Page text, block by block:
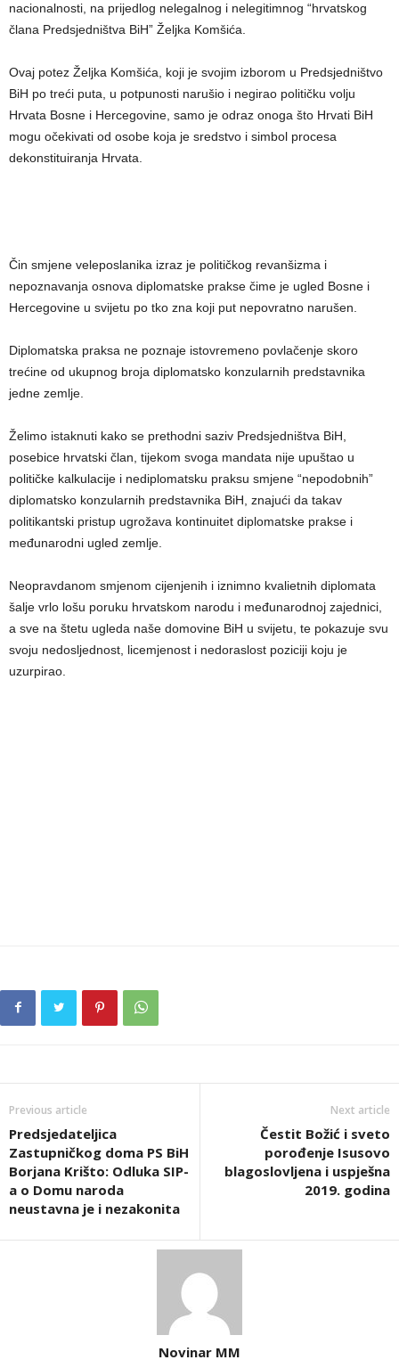
nacionalnosti, na prijedlog nelegalnog i nelegitimnog “hrvatskog
člana Predsjedništva BiH” Željka Komšića.
Ovaj potez Željka Komšića, koji je svojim izborom u Predsjedništvo
BiH po treći puta, u potpunosti narušio i negirao političku volju
Hrvata Bosne i Hercegovine, samo je odraz onoga što Hrvati BiH
mogu očekivati od osobe koja je sredstvo i simbol procesa
dekonstituiranja Hrvata.
Čin smjene veleposlanika izraz je političkog revanšizma i
nepoznavanja osnova diplomatske prakse čime je ugled Bosne i
Hercegovine u svijetu po tko zna koji put nepovratno narušen.
Diplomatska praksa ne poznaje istovremeno povlačenje skoro
trećine od ukupnog broja diplomatsko konzularnih predstavnika
jedne zemlje.
Želimo istaknuti kako se prethodni saziv Predsjedništva BiH,
posebice hrvatski član, tijekom svoga mandata nije upuštao u
političke kalkulacije i nediplomatsku praksu smjene “nepodobnih”
diplomatsko konzularnih predstavnika BiH, znajući da takav
politikantski pristup ugrožava kontinuitet diplomatske prakse i
međunarodni ugled zemlje.
Neopravdanom smjenom cijenjenih i iznimno kvalietnih diplomata
šalje vrlo lošu poruku hrvatskom narodu i međunarodnoj zajednici,
a sve na štetu ugleda naše domovine BiH u svijetu, te pokazuje svu
svoju nedosljednost, licemjenost i nedoraslost poziciji koju je
uzurpirao.
Previous article
Predsjedateljica
Zastupničkog doma PS BiH
Borjana Krišto: Odluka SIP-
a o Domu naroda
neustavna je i nezakonita
Next article
Čestit Božić i sveto
porođenje Isusovo
blagoslovljena i uspješna
2019. godina
Novinar MM